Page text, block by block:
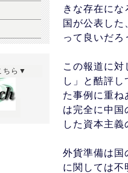
きな存在に
国が公表した
って良いだろ
この報道に
し」と酷評
た事例に重ね
は完全に中国
した資本主
外貨準備は国
に関しては不
ちら▼